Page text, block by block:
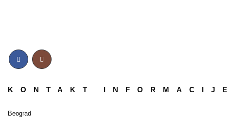
KONTAKT INFORMACIJE
Beograd